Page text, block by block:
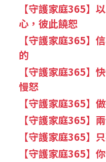
【守護家庭365】
心，彼此饒恕
【守護家庭365】
的
【守護家庭365】
慢怒
【守護家庭365】
【守護家庭365】
【守護家庭365】
【守護家庭365】